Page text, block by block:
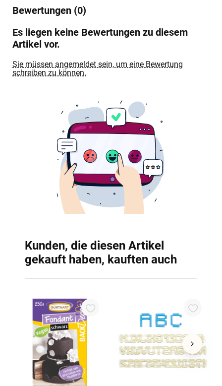
Bewertungen (0)
Es liegen keine Bewertungen zu diesem
Artikel vor.
Sie müssen angemeldet sein, um eine Bewertung
schreiben zu können.
Kunden, die diesen Artikel
gekauft haben, kauften auch
In den Warenkorb